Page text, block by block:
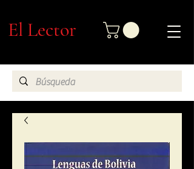
El Lector